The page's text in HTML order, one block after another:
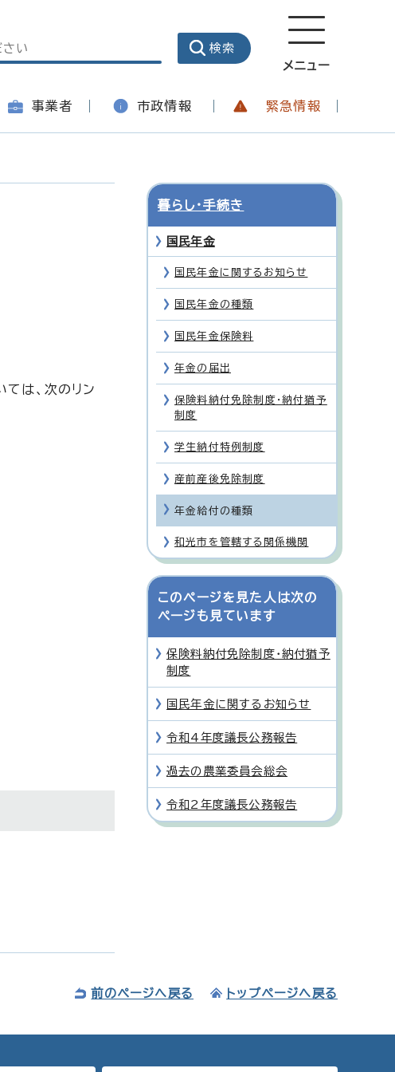
メニュー
事業者 市政情報 緊急情報
は、次のリン
暮らし・手続き
国民年金
国民年金に関するお知らせ
国民年金の種類
国民年金保険料
年金の届出
保険料納付免除制度・納付猶予
制度
学生納付特例制度
産前産後免除制度
年金給付の種類
和光市を管轄する関係機関
このページを見た人は次の
ページも見ています
保険料納付免除制度・納付猶予
制度
国民年金に関するお知らせ
令和4年度議長公務報告
過去の農業委員会総会
令和2年度議長公務報告
前のページへ戻る トップページへ戻る